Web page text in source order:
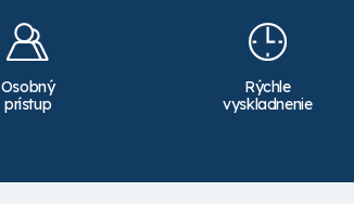
Osobný
prístup
Rýchle
vyskladnenie